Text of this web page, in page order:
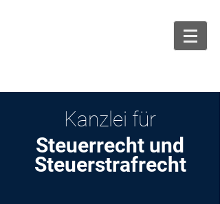
Kanzlei für
Steuerrecht und
Steuerstrafrecht